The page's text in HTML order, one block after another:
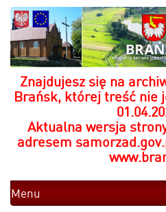
Znajdujesz się na
Brańsk, której treść nie
Aktualna wersja
adresem
Menu